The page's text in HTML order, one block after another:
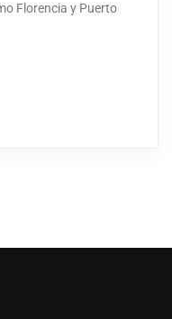
Florencia y Puerto